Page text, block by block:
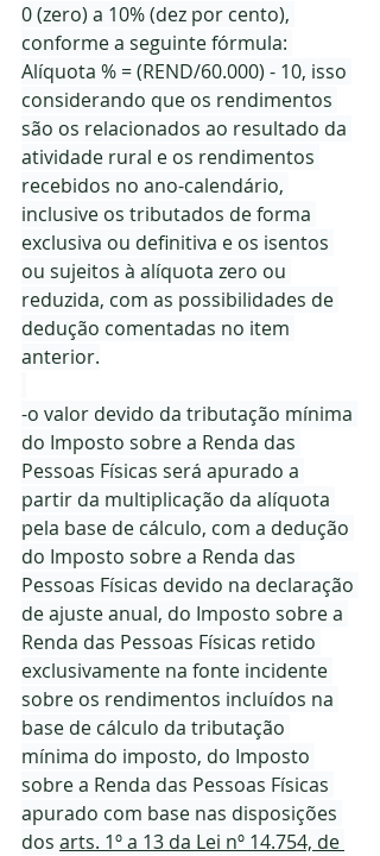
0 (zero) a 10% (dez por cento),
conforme a seguinte fórmula:
Alíquota % = (REND/60.000) - 10, isso
considerando que os rendimentos
são os relacionados ao resultado da
atividade rural e os rendimentos
recebidos no ano-calendário,
inclusive os tributados de forma
exclusiva ou definitiva e os isentos
ou sujeitos à alíquota zero ou
reduzida, com as possibilidades de
dedução comentadas no item
anterior.
-o valor devido da tributação mínima
do Imposto sobre a Renda das
Pessoas Físicas será apurado a
partir da multiplicação da alíquota
pela base de cálculo, com a dedução
do Imposto sobre a Renda das
Pessoas Físicas devido na declaração
de ajuste anual, do Imposto sobre a
Renda das Pessoas Físicas retido
exclusivamente na fonte incidente
sobre os rendimentos incluídos na
base de cálculo da tributação
mínima do imposto, do Imposto
sobre a Renda das Pessoas Físicas
apurado com base nas disposições
dos arts. 1º a 13 da Lei nº 14.754, de